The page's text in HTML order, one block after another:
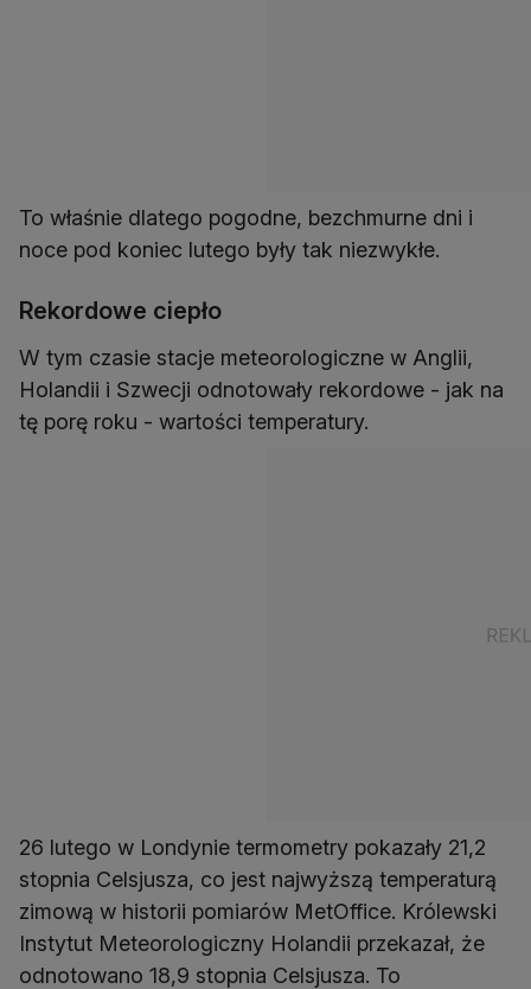
To właśnie dlatego pogodne, bezchmurne dni i
noce pod koniec lutego były tak niezwykłe.
Rekordowe ciepło
W tym czasie stacje meteorologiczne w Anglii,
Holandii i Szwecji odnotowały rekordowe - jak na
tę porę roku - wartości temperatury.
26 lutego w Londynie termometry pokazały 21,2
stopnia Celsjusza, co jest najwyższą temperaturą
zimową w historii pomiarów MetOffice. Królewski
Instytut Meteorologiczny Holandii przekazał, że
odnotowano 18,9 stopnia Celsjusza. To